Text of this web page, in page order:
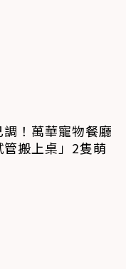
！萬華寵物餐廳
搬上桌」2隻萌